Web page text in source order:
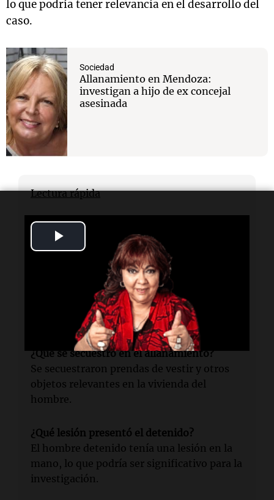
Video
lo que podría tener relevancia en el desarrollo del
caso.
Sociedad
Allanamiento en Mendoza:
investigan a hijo de ex concejal
asesinada
Lectura rápida
¿Quién fue detenido?
El hijo mayor de Margarita Gutiérrez, la ex
concejala asesinada en Mendoza.
¿Qué acción tomó la fiscalía?
La fiscalía tiene 48 horas para imputar al
detenido tras su aprehensión.
¿Qué se secuestró en el allanamiento?
Se secuestraron prendas de vestir y otros
objetos relevantes en la vivienda del
hombre.
¿Qué lesión presentó el detenido?
El hombre detenido tenía una lesión en la
mano, lo que podría ser significativo para la
investigación.